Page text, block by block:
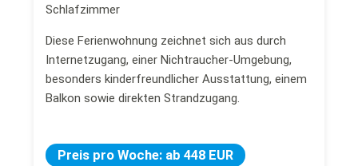
Schlafzimmer
Diese Ferienwohnung zeichnet sich aus durch
Internetzugang, einer Nichtraucher-Umgebung,
besonders kinderfreundlicher Ausstattung, einem
Balkon sowie direkten Strandzugang.
Preis pro Woche: ab 448 EUR